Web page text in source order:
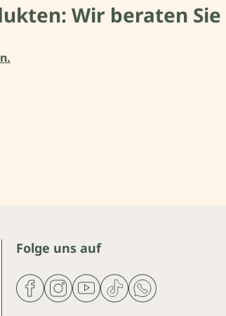
Wir beraten
Folge uns auf